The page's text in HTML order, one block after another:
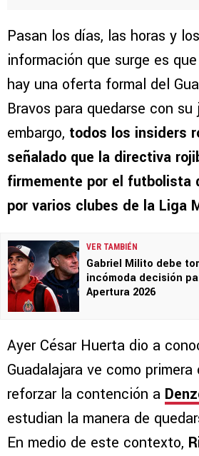
Pasan los días, las horas y
información que surge es
hay una oferta formal del
Bravos para quedarse con su
embargo, todos los insiders
señalado que la directiva
firmemente por el futbolista
por varios clubes de la Liga
VER TAMBIÉN
Gabriel Milito debe
incómoda decisión
Apertura 2026
Ayer César Huerta dio a
Guadalajara ve como primera
reforzar la contención a
estudian la manera de
En medio de este contexto,